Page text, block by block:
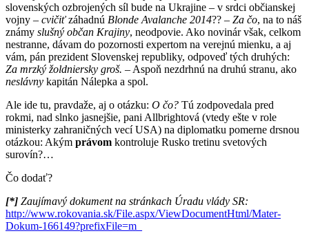
slovenských ozbrojených síl bude na Ukrajine – v srdci občianskej
vojny – cvičiťzáhadnú Blonde Avalanche 2014?? – Za čo, na to náš
známy slušný občan Krajiny, neodpovie. Ako novinár však, celkom
nestranne, dávam do pozornosti expertom na verejnú mienku, a aj
vám, pán prezident Slovenskej republiky, odpoveď tých druhých:
Za mrzký žoldniersky groš. – Aspoň nezdrhnú na druhú stranu, ako
neslávny kapitán Nálepka a spol.
Ale ide tu, pravdaže, aj o otázku: O čo? Tú zodpovedala pred
rokmi, nad slnko jasnejšie, pani Allbrightová (vtedy ešte v role
ministerky zahraničných vecí USA) na diplomatku pomerne drsnou
otázkou: Akým právom kontroluje Rusko tretinu svetových
surovín?…
Čo dodať?
[*] Zaujímavý dokument na stránkach Úradu vlády SR:
http://www.rokovania.sk/File.aspx/ViewDocumentHtml/Mater-
Dokum-166149?prefixFile=m_